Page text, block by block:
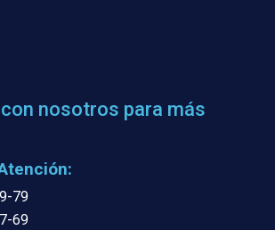
nosotros para más
79
69